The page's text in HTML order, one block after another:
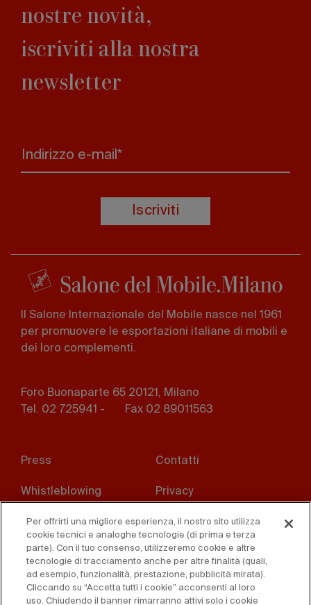
nostre novità,
iscriviti alla nostra
newsletter
Indirizzo e-mail*
Iscriviti
Il Salone Internazionale del Mobile nasce nel 1961
per promuovere le esportazioni italiane di mobili e
dei loro complementi.
Foro Buonaparte 65 20121, Milano
Tel. 02 725941 -
Fax 02 89011563
menu
Press Contatti
Whistleblowing Privacy
Disclaimer D. Lgs. 231/01
Cookies Condizioni di vendita
Dichiarazione di
accessibilità
Per offrirti una migliore esperienza, il nostro sito utilizza
cookie tecnici e analoghe tecnologie (di prima e terza
parte). Con il tuo consenso, utilizzeremo cookie e altre
tecnologie di tracciamento anche per altre finalità (quali,
ad esempio, funzionalità, prestazione, pubblicità mirata).
Cliccando su “Accetta tutti i cookie” acconsenti al loro
uso. Chiudendo il banner rimarranno attivi solo i cookie